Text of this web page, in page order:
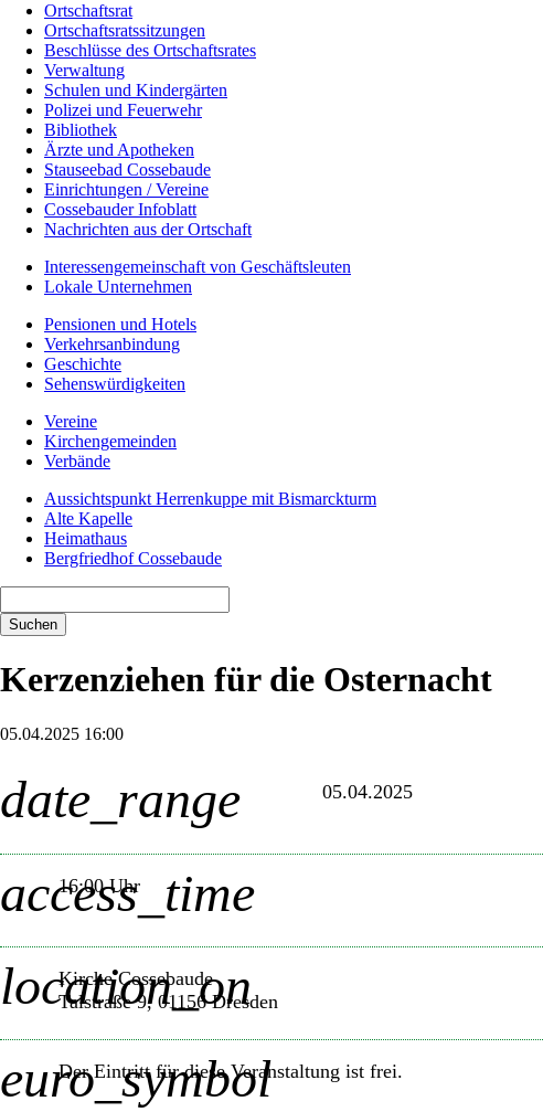
Ortschaftsrat
Ortschaftsratssitzungen
Beschlüsse des Ortschaftsrates
Verwaltung
Schulen und Kindergärten
Polizei und Feuerwehr
Bibliothek
Ärzte und Apotheken
Stauseebad Cossebaude
Einrichtungen / Vereine
Cossebauder Infoblatt
Nachrichten aus der Ortschaft
Interessengemeinschaft von Geschäftsleuten
Lokale Unternehmen
Pensionen und Hotels
Verkehrsanbindung
Geschichte
Sehenswürdigkeiten
Vereine
Kirchengemeinden
Verbände
Aussichtspunkt Herrenkuppe mit Bismarckturm
Alte Kapelle
Heimathaus
Bergfriedhof Cossebaude
Suchen
Kerzenziehen für die Osternacht
05.04.2025 16:00
date_range 05.04.2025
access_time
16:00 Uhr
location_on
Kirche Cossebaude
Talstraße 9, 01156 Dresden
euro_symbol
Der Eintritt für diese Veranstaltung ist frei.